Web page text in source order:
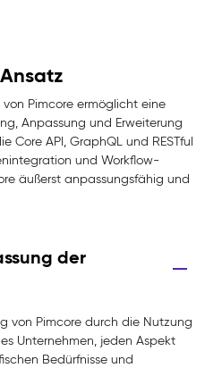
Pimcore ermöglicht eine
Anpassung und Erweiterung
Core API, GraphQL und RESTful
und Workflow-
äußerst anpassungsfähig und
der
von Pimcore durch die Nutzung
Unternehmen, jeden Aspekt
Bedürfnisse und